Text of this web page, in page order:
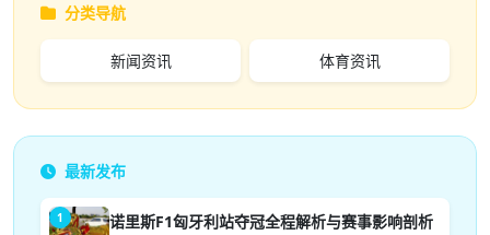
分类导航
新闻资讯 体育资讯
最新发布
1
诺里斯F1匈牙利站夺冠全程解析与赛事影响剖析